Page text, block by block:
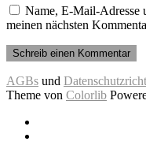
Name, E-Mail-Adresse
meinen nächsten
AGBs und
Theme von Colorlib